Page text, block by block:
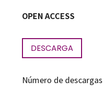
OPEN ACCESS
DESCARGA
Número de descargas